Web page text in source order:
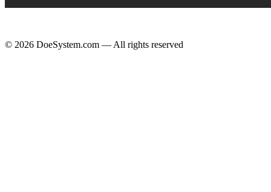
© 2026 DoeSystem.com — All rights reserved